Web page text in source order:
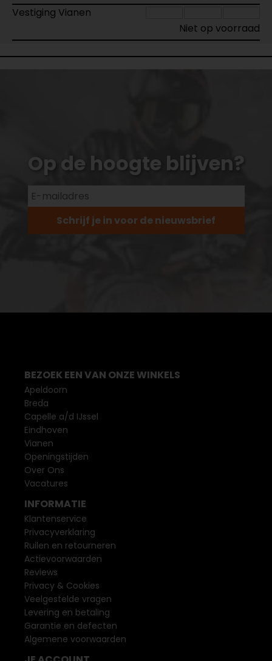
Vestiging Vianen
Niet op voorraad
Op de hoogte blijven?
Schrijf je in voor de nieuwsbrief
BEZOEK EEN VAN ONZE WINKELS
Apeldoorn
Breda
Capelle a/d IJssel
Eindhoven
Vianen
Openingstijden
Over Ons
Vacatures
INFORMATIE
Klantenservice
Privacyverklaring
Ruilen en retourneren
Actievoorwaarden
Reviews
Privacy & Cookies
Veelgestelde vragen
Levering en betaling
Garantie en defecten
Algemene voorwaarden